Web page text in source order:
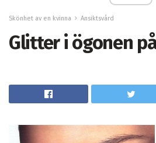
Skönhet av en kvinna Ansiktsvård
Glitter i ögonen